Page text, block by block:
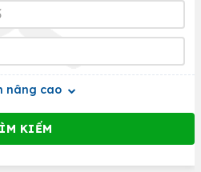
nâng cao